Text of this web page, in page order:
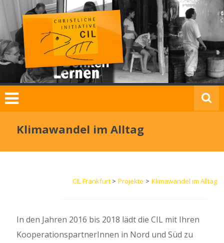
Inhalt
springen
C
I
L
F
a
Klimawandel im Alltag
CIL Frankfurt> Projekte > Klimawandel im Alltag
In den Jahren 2016 bis 2018 lädt die CIL mit Ihren
KooperationspartnerInnen in Nord und Süd zu